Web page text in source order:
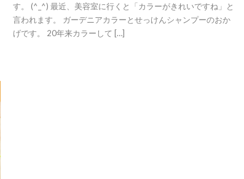
す。 (^_^) 最近、美容室に行くと「カラーがきれいですね」と
言われます。 ガーデニアカラーとせっけんシャンプーのおか
げです。 20年来カラーして […]